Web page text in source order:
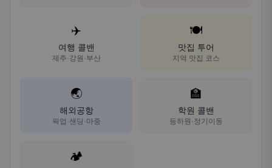
✈️
여행 콜밴
제주·강원·부산
🍽️
맛집 투어
지역 맛집 코스
🌏
해외공항
픽업·샌딩·마중
🏫
학원 콜밴
등하원·정기이동
🏕️